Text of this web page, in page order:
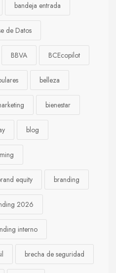
bandeja entrada
de Datos
BBVA BCEcopilot
belleza
bienestar
blog
equity branding
2026
interno
brecha de seguridad